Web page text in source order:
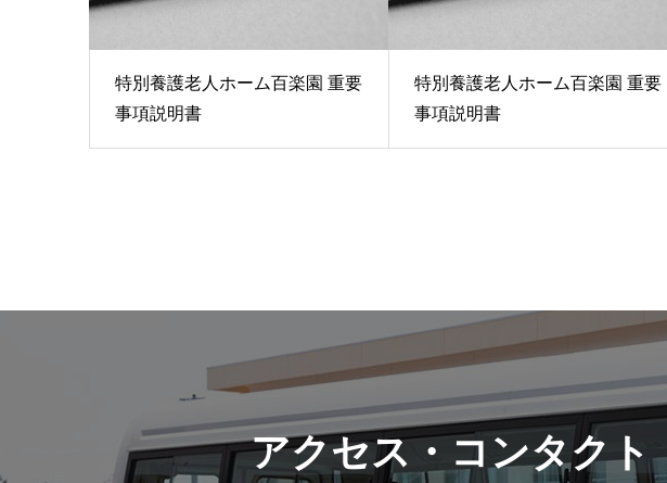
特別養護老人ホーム百楽園 重要
事項説明書
特別養護老人ホーム百楽園 重要
事項説明書
アクセス・コンタクト